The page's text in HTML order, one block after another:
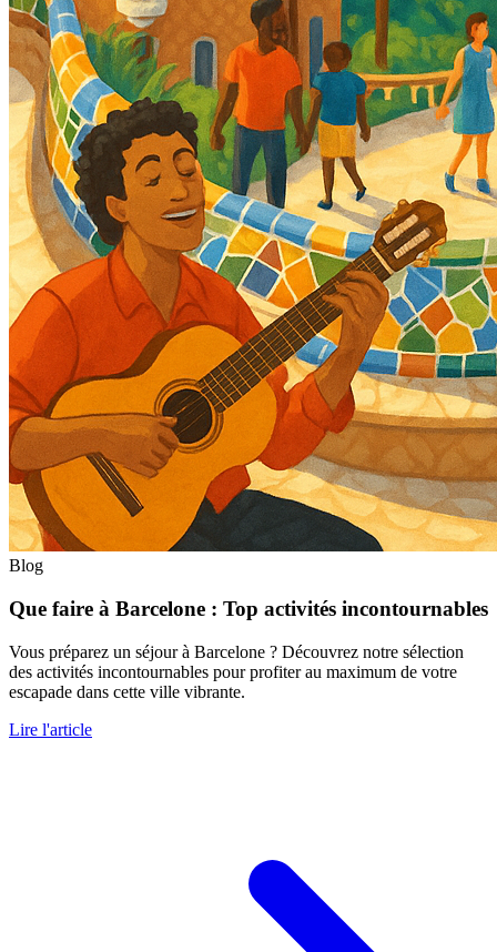
Blog
Que faire à Barcelone : Top activités incontournables
Vous préparez un séjour à Barcelone ? Découvrez notre sélection
des activités incontournables pour profiter au maximum de votre
escapade dans cette ville vibrante.
Lire l'article